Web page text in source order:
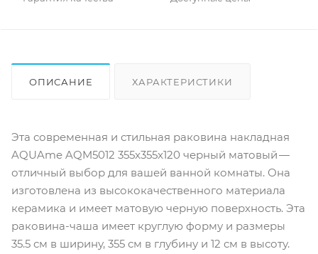
ОПИСАНИЕ ХАРАКТЕРИСТИКИ
Эта современная и стильная раковина накладная
AQUAme AQM5012 355x355x120 черный матовый —
отличный выбор для вашей ванной комнаты. Она
изготовлена из высококачественного материала
керамика и имеет матовую черную поверхность. Эта
раковина-чаша имеет круглую форму и размеры
35.5 см в ширину, 355 см в глубину и 12 см в высоту.